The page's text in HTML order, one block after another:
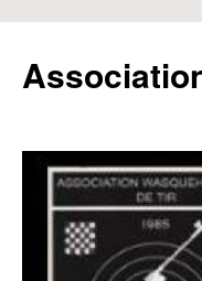
contenu